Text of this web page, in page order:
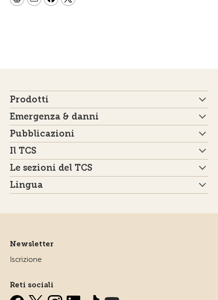
Prodotti
Emergenza & danni
Pubblicazioni
Il TCS
Le sezioni del TCS
Lingua
Newsletter
Iscrizione
Reti sociali